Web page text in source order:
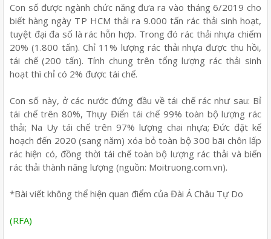
Con số được ngành chức năng đưa ra vào tháng 6/2019 cho
biết hàng ngày TP HCM thải ra 9.000 tấn rác thải sinh hoạt,
tuyệt đại đa số là rác hỗn hợp. Trong đó rác thải nhựa chiếm
20% (1.800 tấn). Chỉ 11% lượng rác thải nhựa được thu hồi,
tái chế (200 tấn). Tính chung trên tổng lượng rác thải sinh
hoạt thì chỉ có 2% được tái chế.
Con số này, ở các nước đứng đầu về tái chế rác như sau: Bỉ
tái chế trên 80%, Thụy Điển tái chế 99% toàn bộ lượng rác
thải; Na Uy tái chế trên 97% lượng chai nhựa; Đức đặt kế
hoạch đến 2020 (sang năm) xóa bỏ toàn bộ 300 bãi chôn lấp
rác hiện có, đồng thời tái chế toàn bộ lượng rác thải và biến
rác thải thành năng lượng (nguồn: Moitruong.com.vn).
*Bài viết không thể hiện quan điểm của Đài Á Châu Tự Do
(RFA)